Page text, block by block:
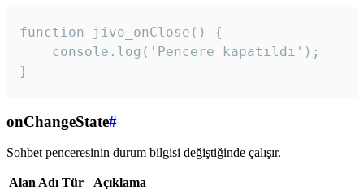
function jivo_onClose() {
    console.log('Pencere kapatıldı');
}
onChangeState#
Sohbet penceresinin durum bilgisi değiştiğinde çalışır.
Alan Adı Tür
Açıklama